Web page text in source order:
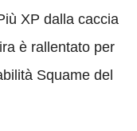
XP dalla caccia
è rallentato per
Squame del